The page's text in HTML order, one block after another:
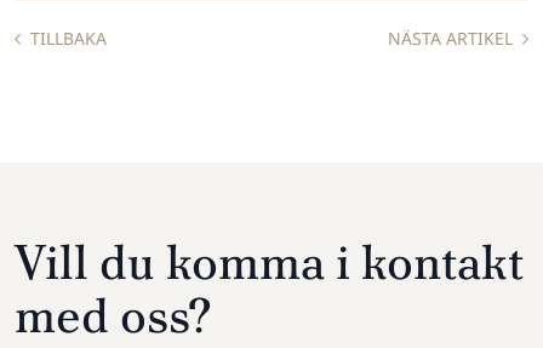
TILLBAKA NÄSTA ARTIKEL
Vill du komma i kontakt
med oss?